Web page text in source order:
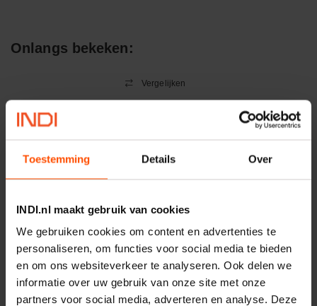
Toestemming Details Over
INDI.nl maakt gebruik van cookies
We gebruiken cookies om content en advertenties te
personaliseren, om functies voor social media te bieden
en om ons websiteverkeer te analyseren. Ook delen we
informatie over uw gebruik van onze site met onze
partners voor social media, adverteren en analyse. Deze
Onlangs bekeken:
Vergelijken
Remvoering 270x135mm
Artikelnummer:BB300135110270
Aantal
Controleer voorraad
Vergelijken